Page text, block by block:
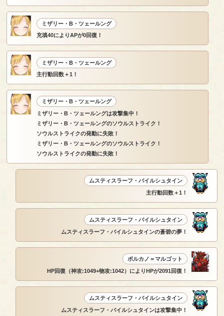
ミザリー・B・ツェールング
充填40によりAPが0回復！
ミザリー・B・ツェールング
主行動回数＋1！
ミザリー・B・ツェールング
ミザリー・B・ツェールングは攻撃集中！
ミザリー・B・ツェールングのソウルストライク！
ソウルストライクの発動に失敗！
ミザリー・B・ツェールングのソウルストライク！
ソウルストライクの発動に失敗！
ムスティスラーフ・バイルシュタイン
主行動回数＋1！
ムスティスラーフ・バイルシュタイン
ムスティスラーフ・バイルシュタインの蒼碧の夢！
ボルカノ＝マルゴット
HP回復（神攻:1049+物攻:1042）によりHPが2091回復！
ムスティスラーフ・バイルシュタイン
ムスティスラーフ・バイルシュタインは攻撃集中！